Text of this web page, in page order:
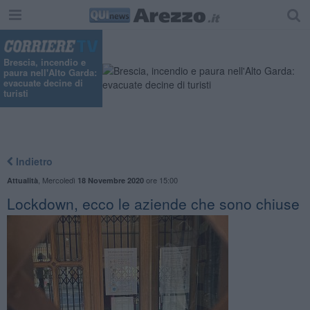
Brescia, incendio e
paura nell'Alto Garda:
evacuate decine di
turisti
Indietro
Attualità Mercoledì 18 Novembre 2020ore 15:00
Lockdown, ecco le aziende che sono chiuse